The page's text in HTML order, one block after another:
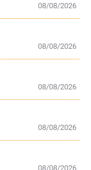
08/08/2026
08/08/2026
08/08/2026
08/08/2026
08/08/2026